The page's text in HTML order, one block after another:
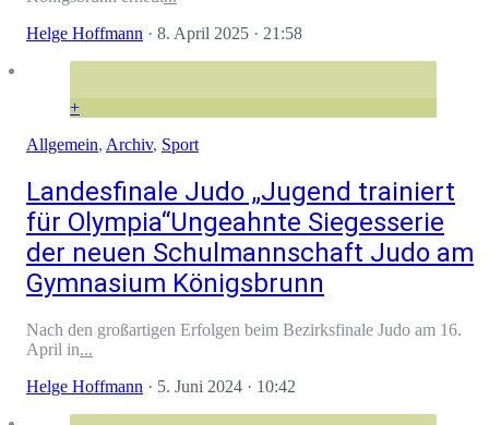
Helge Hoffmann · 8. April 2025 · 21:58
+
Allgemein, Archiv, Sport
Landesfinale Judo „Jugend trainiert
für Olympia“Ungeahnte Siegesserie
der neuen Schulmannschaft Judo am
Gymnasium Königsbrunn
Nach den großartigen Erfolgen beim Bezirksfinale Judo am 16.
April in...
Helge Hoffmann · 5. Juni 2024 · 10:42